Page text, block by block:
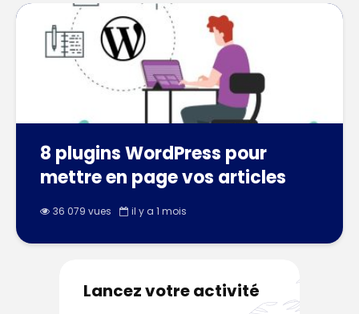
8 plugins WordPress pour
mettre en page vos articles
36 079 vues il y a 1 mois
Lancez votre activité